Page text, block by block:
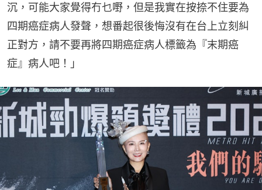
沉，可能大家覺得冇乜嘢，但是我實在按捺不住要為
四期癌症病人發聲，想番起很後悔沒有在台上立刻糾
正對方，請不要再將四期癌症病人標籤為『末期癌
症』病人吧！」